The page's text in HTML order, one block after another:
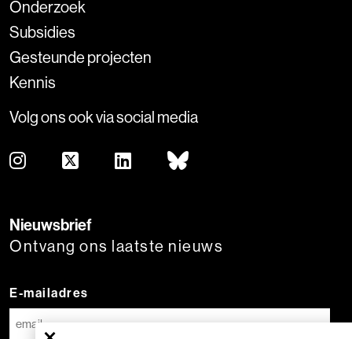
Onderzoek
Subsidies
Gesteunde projecten
Kennis
Volg ons ook via social media
Nieuwsbrief
Ontvang ons laatste nieuws
E-mailadres